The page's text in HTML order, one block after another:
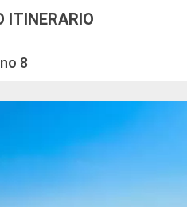
- Ristoranti Principali con
- 20% di sconto su un
Ristoranti Tematici
SPORT E INTRATTENIMENTO
ITINERARIO
8